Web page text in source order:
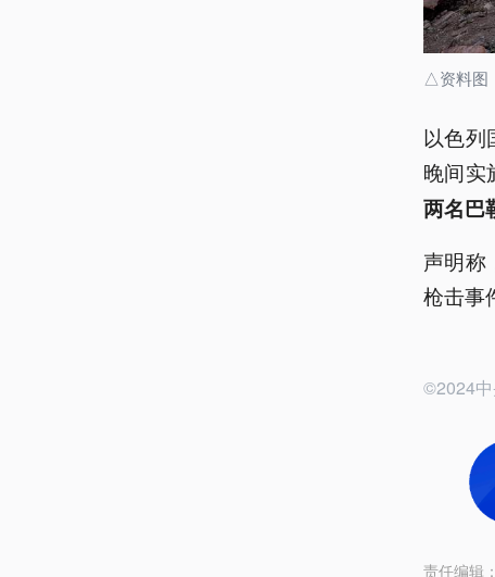
△资料图
以色列
晚间实
两名巴
声明称
枪击事
©2024中
责任编辑：